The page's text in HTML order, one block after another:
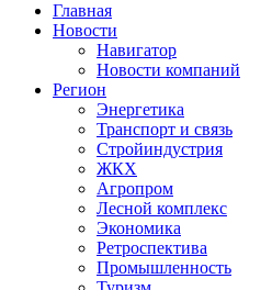
Главная
Новости
Навигатор
Новости компаний
Регион
Энергетика
Транспорт и связь
Стройиндустрия
ЖКХ
Агропром
Лесной комплекс
Экономика
Ретроспектива
Промышленность